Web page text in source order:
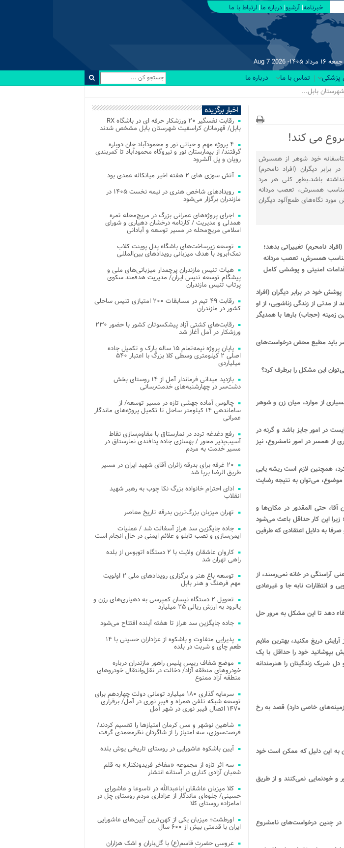
خبرنامه آرشیو درباره ما ارتباط با ما
جمعه ۱۶ مرداد ۱۴۰۵- Aug 7 2026
پزشکی تماس با ما درباره ما
می کند!
خود شوهر از همسرش
دیگران (افراد نامحرم)
باشد.بطور کلی هر مرد
همسرش، تعصب مردانه
نگاه‌های طمع‌آلود دیگران
نامحرم) تغییراتی بدهد؛
همسرش، تعصب مردانه
امنیتی و پوششی کامل
خود در برابر دیگران (افراد
مدتی از زندگی زناشویی، از او
زمینه (حجاب) بارها با همدیگر
باید مطیع محض درخواست‌های
این مشکل را برطرف کرد؟
درون خانواده است.[۱] البته اطاعت در بسیاری از موارد، میان زن و شوهر
در امور جایز باشد و گرنه در
از همسر در امور نامشروع، نیز
همچنین لازم است ریشه یابی
می‌توان به نتیجه رضایت
آقا، حتی المقدور در مکان‌ها و
این کار حداقل باعث می‌شود
به دلایل اعتقادی که طرفین
آراستگی در خانه نمی‌رسند، از
انتظارات نابه جا و غیرعادی
دهد تا این مشکل به مرور حل
آرایش دریغ مکنید، بهترین ملایم
بپوشانید خود را حداقل با یک
شریک زندگیتان را هنرمندانه
خاصی دارد) قصد به رخ
به این دلیل که ممکن است خود
و خودنمایی نمی‌کنند و از طریق
در چنین درخواست‌های نامشروع
اخبار برگزیده
رقابت نفسگیر ۲۰ ورزشکار حرفه ای در باشگاه RX
بابل/ قهرمانان کراسفیت شهرستان بابل مشخص شدند
۴ پروژه مهم و حیاتی نور و محمودآباد جان دوباره
گرفتند/ از بیمارستان نور و نیروگاه محمودآباد تا کمربندی
رویان و پل آلشرود
آتش‌ سوزی‌ های ۲ هفته اخیر میانکاله عمدی بود
رویدادهای شاخص هنری در نیمه نخست ۱۴۰۵ در
مازندران برگزار می‌شود
اجرای پروژه‌های عمرانی بزرگ در مریج‌محله ثمره
همدلی و مدیریت / کارنامه درخشان دهیاری و شورای
اسلامی مریج‌محله در مسیر توسعه و آبادانی
توسعه زیرساخت‌های باشگاه پدل پوینت کلاب
نمک‌آبرود با هدف میزبانی رویدادهای بین‌المللی
هیات تنیس مازندران پرچمدار میزبانی‌های ملی و
پیشگام توسعه تنیس ایران/ مدیریت هدفمند سکوی
پرتاب تنیس مازندران
رقابت ۴۹ تیم در مسابقات ۲۰۰ امتیازی تنیس ساحلی
کشور در مازندران
رقابت‌های کشتی آزاد پیشکسوتان کشور با حضور ۲۳۰
ورزشکار در آمل آغاز شد
پایان پروژه نیمه‌تمام ۱۵ ساله پارک و تکمیل جاده
اصلی ۲ کیلومتری وسطی کلا بزرگ با اعتبار ۵۴۰
میلیاردی
بازدید میدانی فرماندار آمل از ۱۴ روستای بخش
دشت‌سر در چهارشنبه‌های خدمت‌رسانی
چالوس آماده جهشی تازه در مسیر توسعه/ از
ساماندهی ۱۴ کیلومتر ساحل تا تکمیل پروژه‌های ماندگار
عمرانی
رفع دغدغه تردد در نمارستاق با مقاوم‌سازی نقاط
آسیب‌پذیر محور / بهسازی جاده پدافندی نمارستاق در
مسیر خدمت به مردم
۲۰ غرفه برای بدرقه زائران آقای شهید ایران در مسیر
طریق الرضا برپا شد
ادای احترام خانواده بزرگ نکا چوب به رهبر شهید
انقلاب
تهران میزبان بزرگ‌ترین بدرقه تاریخ معاصر
جاده جایگزین سد هراز آسفالت شد / عملیات
ایمن‌سازی و نصب تابلو و علائم ایمنی در حال انجام است
کاروان عاشقان ولایت با ۲ دستگاه اتوبوس از بلده
راهی تهران شد
توسعه باغ هنر و برگزاری رویدادهای ملی ۲ اولویت
مهم فرهنگ و هنر بابل
تحویل ۲ دستگاه نیسان کمپرسی به دهیاری‌های رزن و
یالرود به ارزش ریالی ۲۵ میلیارد
جاده جایگزین سد هراز تا هفته آینده افتتاح می‌شود
پذیرایی متفاوت و باشکوه از عزاداران حسینی با ۱۴
طعم چای و شربت در بلده
موضع شفاف رییس پلیس راهور مازندران درباره
خودروهای منطقه آزاد/ دخالت در نقل‌وانتقال خودروهای
منطقه آزاد ممنوع
سرمایه گذاری ۱۸۰ میلیارد تومانی دولت چهاردهم برای
توسعه شبکه تلفن همراه و فیبر نوری در آمل/ برقراری
۱۴۷۰ اتصال فیبر نوری در شهر آمل
شاهین نوشهر و مس کرمان امتیازها را تقسیم کردند/
فرصت‌سوزی، سه امتیاز را از شاگردان نظرمحمدی گرفت
آیین باشکوه عاشورایی در روستای تاریخی یوش بلده
سه اثر تازه از مجموعه «مفاخر فریدونکنار» به قلم
شعبان آزادی کناری در آستانه انتشار
کلا میزبان عاشقان اباعبدالله در تاسوعا و عاشورای
حسینی/ جلوه‌ای ماندگار از عزاداری مردم روستای چل در
امامزاده روستای کلا
اورطشت؛ میزبان یکی از کهن‌ترین آیین‌های عاشورایی
ایران با قدمتی بیش از ۶۰۰ سال
عروسی حضرت قاسم(ع) با گل‌باران و اشک هزاران